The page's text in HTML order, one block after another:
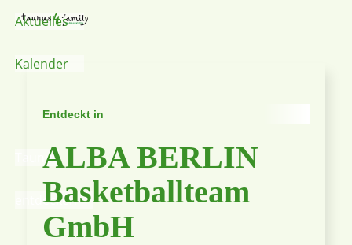
Aktuelles
Kalender
Taunus
entdecken
Entdeckt in
ALBA BERLIN
Basketballteam
GmbH